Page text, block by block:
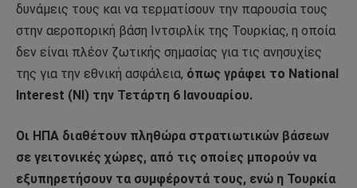
δυνάμεις τους και να τερματίσουν την παρουσία τους
στην αεροπορική βάση Ιντσιρλίκ της Τουρκίας, η οποία
δεν είναι πλέον ζωτικής σημασίας για τις ανησυχίες
της για την εθνική ασφάλεια, όπως γράφει το National
Interest (NI) την Τετάρτη 6 Ιανουαρίου.
Oι ΗΠΑ διαθέτουν πληθώρα στρατιωτικών βάσεων
σε γειτονικές χώρες, από τις οποίες μπορούν να
εξυπηρετήσουν τα συμφέροντά τους, ενώ η Τουρκία